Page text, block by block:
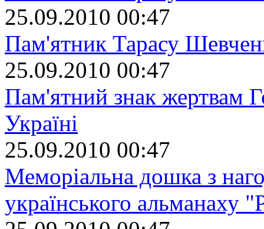
25.09.2010 00:47
Пам'ятник Тарасу
25.09.2010 00:47
Пам'ятний знак жертвам
Україні
25.09.2010 00:47
Меморіальна дошка з
українського альманаху